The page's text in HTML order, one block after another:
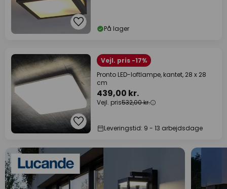
På lager
Vejl. pris -17%
Pronto LED-loftlampe, kantet, 28 x 28
cm
439,00 kr.
Vejl. pris532,00 kr.
Leveringstid: 9 - 13 arbejdsdage